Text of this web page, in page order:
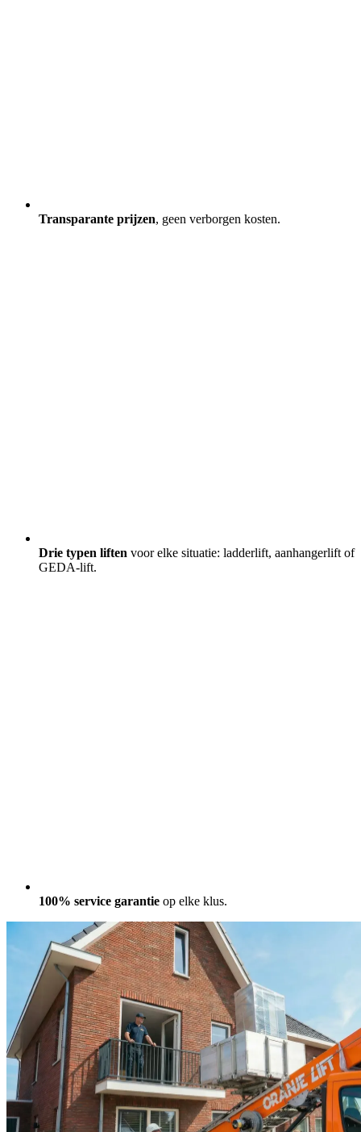
Transparante prijzen, geen verborgen kosten.
Drie typen liften voor elke situatie: ladderlift, aanhangerlift of
GEDA-lift.
100% service garantie op elke klus.